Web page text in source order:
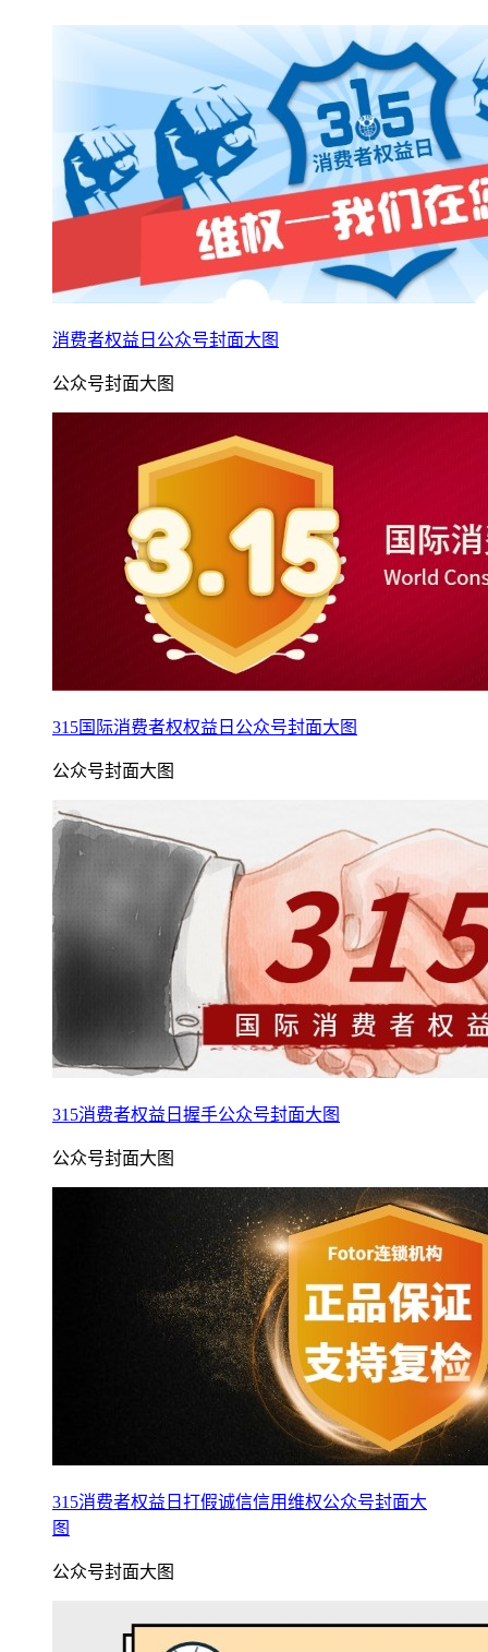
消费者权益日公众号封面大图
公众号封面大图
315国际消费者权权益日公众号封面大图
公众号封面大图
315消费者权益日握手公众号封面大图
公众号封面大图
315消费者权益日打假诚信信用维权公众号封面大
图
公众号封面大图